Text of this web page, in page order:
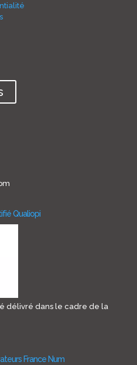
Qualiopi
délivré dans le cadre de la
France Num